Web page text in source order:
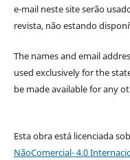
e-mail neste site serão
revista, não estando
The names and email
used exclusively for the
be made available for any
Esta obra está licenciada
NãoComercial- 4.0